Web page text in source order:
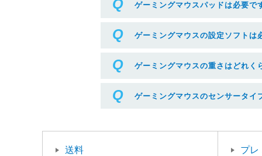
ゲーミングマウスパッドは必要で
ゲーミングマウスの設定ソフトは
ゲーミングマウスの重さはどれく
ゲーミングマウスのセンサータイ
送料 プレ